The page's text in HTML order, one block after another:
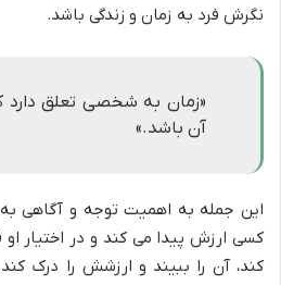
نگرش فرد به زمان و زندگی باشد.
«زمان به شخصی تعلق
آن باشد.»
این جمله به اهمیت توجه و آگاهی به
کسی ارزش پیدا می کند و در اختیار
کند، آن را ببیند و ارزشش را درک